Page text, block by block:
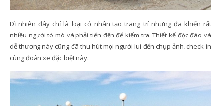
Dĩ nhiên đây chỉ là loại cỏ nhân tạo trang trí nhưng đã khiến rất
nhiều người tò mò và phải tiến đến để kiểm tra. Thiết kế độc đáo và
dễ thương này cũng đã thu hút mọi người lui đến chụp ảnh, check-in
cùng đoàn xe đặc biệt này.